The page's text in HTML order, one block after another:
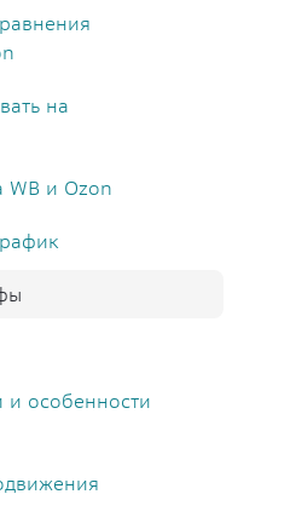
на
WB и Ozon
и особенности